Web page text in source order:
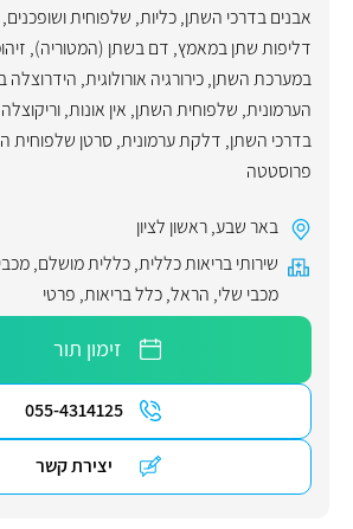
אבנים בדרכי השתן, כליות, שלפוחית ושופכנים,
דליפות שתן במאמץ, דם בשתן (המטוריה),
במערכת השתן,כירורגיה אורולוגית, הידרוצלה
הערמונית, שלפוחית השתן, אין אונות,וריקוצלה
בדרכי השתן, דלקת ערמונית, סרטן שלפוחית
פרוסטטה
באר שבע,ראשון לציון
שירותי בריאות כללית,כללית מושלם,
מכבי שלי, הראל,כלל בריאות, פרטי
זימון תור
055-4314125
יצירת קשר